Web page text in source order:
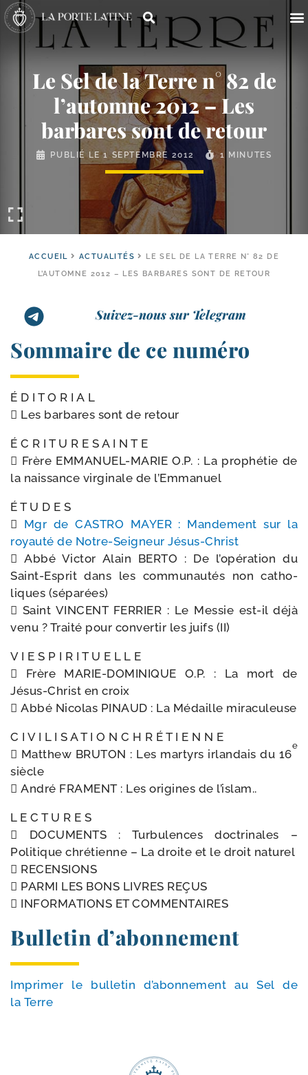
Le Sel de la Terre n° 82 de
l’automne 2012 – Les
barbares sont de retour
PUBLIÉ LE1 SEPTEMBRE 2012 1 MINUTES
ACCUEIL ACTUALITÉS
LE SEL DE LA TERRE N° 82 DE
L’AUTOMNE 2012 – LES BARBARES SONT DE RETOUR
Suivez-nous sur Telegram
Sommaire de ce numéro
É D I T O R I A L
 Les bar­bares sont de retour
É C R I T U R E S A I N T E
 Frère EMMANUEL-​MARIE O.P. : La pro­phé­tie de
la nais­sance vir­gi­nale de l’Emmanuel
É T U D E S
 Mgr de CASTRO MAYER : Mandement sur la
royau­té de Notre-​Seigneur Jésus-Christ
 Abbé Victor Alain BERTO : De l’o­pé­ra­tion du
Saint-​Esprit dans les com­mu­nau­tés non catho­
liques (sépa­rées)
 Saint VINCENT FERRIER : Le Messie est-​il déjà
venu ? Traité pour conver­tir les juifs (II)
V I E S P I R I T U E L L E
 Frère MARIE-​DOMINIQUE O.P. : La mort de
Jésus-​Christ en croix
 Abbé Nicolas PINAUD : La Médaille miraculeuse
C I V I L I S A T I O N C H R É T I E N N E
 Matthew BRUTON : Les mar­tyrs irlan­dais du 16
e
siècle
 André FRAMENT : Les ori­gines de l’islam..
L E C T U R E S
 DOCUMENTS : Turbulences doc­tri­nales –
Politique chré­tienne – La droite et le droit naturel
 RECENSIONS
 PARMI LES BONS LIVRES REÇUS
 INFORMATIONS ET COMMENTAIRES
Bulletin d’abonnement
Imprimer le bul­le­tin d’a­bon­ne­ment au Sel de
la Terre